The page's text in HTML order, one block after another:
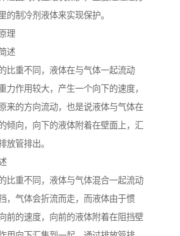
的制冷剂液体来实现保护。
理
述
比重不同，液体在与气体一起流动
力作用较大，产生一个向下的速度，
来的方向流动，也是说液体与气体在
倾向，向下的液体附着在壁面上，汇
放管排出。
比重不同，液体与气体混合一起流动
，气体会折流而走，而液体由于惯
前的速度，向前的液体附着在阻挡壁